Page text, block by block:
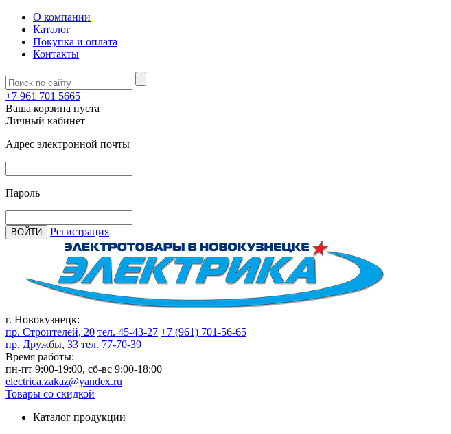
О компании
Каталог
Покупка и оплата
Контакты
+7 961 701 5665
Ваша корзина пуста
Личный кабинет
Адрес электронной почты
Пароль
ВОЙТИ Регистрация
г. Новокузнецк:
пр. Строителей, 20 тел. 45-43-27 +7 (961) 701-56-65
пр. Дружбы, 33 тел. 77-70-39
Время работы:
пн-пт 9:00-19:00, сб-вс 9:00-18:00
electrica.zakaz@yandex.ru
Товары со скидкой
Каталог продукции